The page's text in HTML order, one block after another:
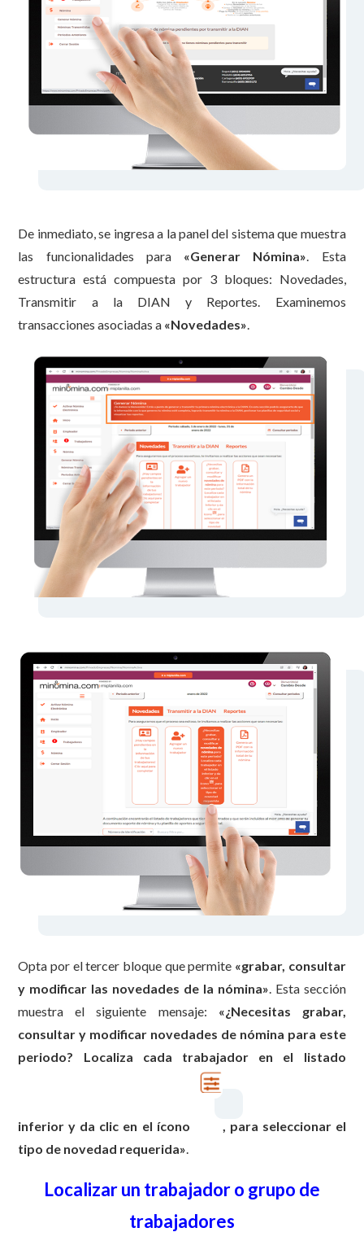
De inmediato, se ingresa a la panel del sistema que muestra
las funcionalidades para «Generar Nómina». Esta
estructura está compuesta por 3 bloques: Novedades,
Transmitir a la DIAN y Reportes. Examinemos
transacciones asociadas a «Novedades».
Opta por el tercer bloque que permite «grabar, consultar
y modificar las novedades de la nómina». Esta sección
muestra el siguiente mensaje: «¿Necesitas grabar,
consultar y modificar novedades de nómina para este
periodo? Localiza cada trabajador en el listado
inferior y da clic en el ícono
, para seleccionar el
tipo de novedad requerida».
Localizar un trabajador o grupo de
trabajadores